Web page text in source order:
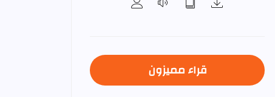
قراء مميزون